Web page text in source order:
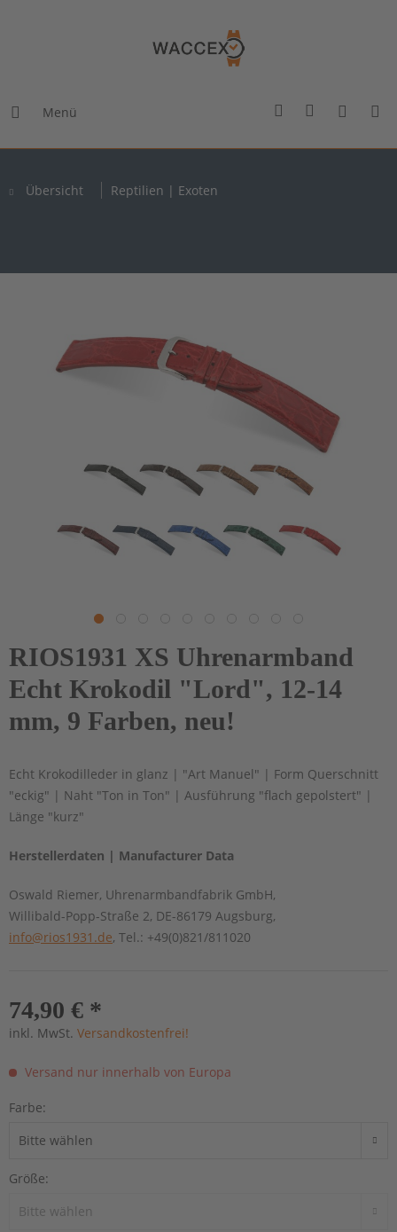
Menü
Übersicht Reptilien | Exoten
RIOS1931 XS Uhrenarmband
Echt Krokodil "Lord", 12-14
mm, 9 Farben, neu!
Echt Krokodilleder in glanz | "Art Manuel" | Form Querschnitt
"eckig" | Naht "Ton in Ton" | Ausführung "flach gepolstert" |
Länge "kurz"
Herstellerdaten | Manufacturer Data
Oswald Riemer, Uhrenarmbandfabrik GmbH,
Willibald-Popp-Straße 2, DE-86179 Augsburg,
info@rios1931.de, Tel.: +49(0)821/811020
74,90 € *
inkl. MwSt. Versandkostenfrei!
Versand nur innerhalb von Europa
Farbe:
Größe: